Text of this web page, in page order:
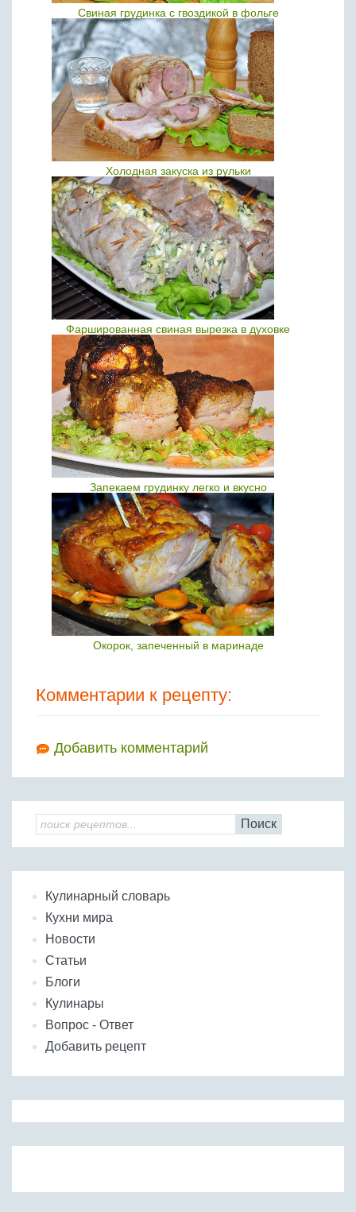
Свиная грудинка с гвоздикой в фольге
Холодная закуска из рульки
Фаршированная свиная вырезка в духовке
Запекаем грудинку легко и вкусно
Окорок, запеченный в маринаде
Комментарии к рецепту:
Добавить комментарий
Поиск
Кулинарный словарь
Кухни мира
Новости
Статьи
Блоги
Кулинары
Вопрос - Ответ
Добавить рецепт